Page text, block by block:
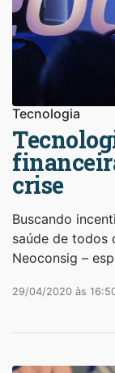
Tecnologia
crise
Buscando
saúde de todos
Neoconsig –
29/04/2020 às